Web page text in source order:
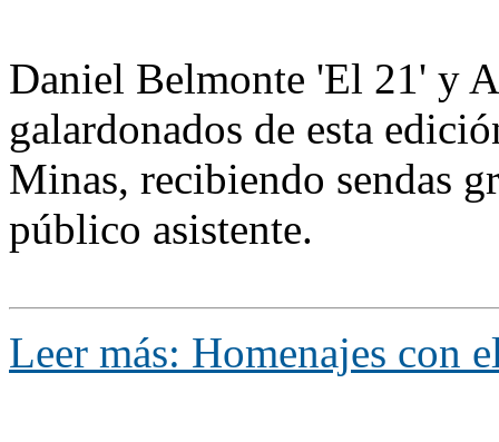
Daniel Belmonte 'El 21' y
galardonados de esta
Minas, recibiendo sendas
público asistente.
Leer más: Homenajes con